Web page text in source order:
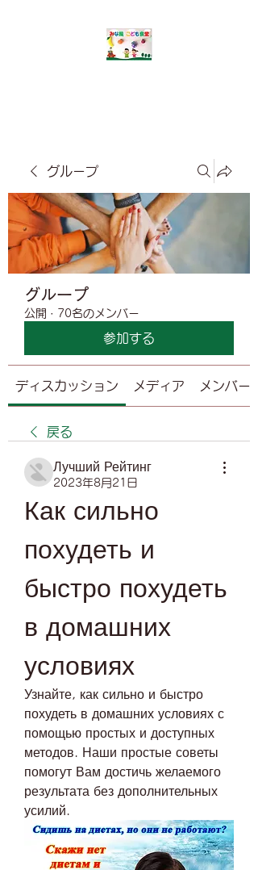
グループ
グループ
公開 · 70名のメンバー
参加する
ディスカッション メディア メンバー
戻る
Лучший Рейтинг
2023年8月21日
Как сильно
похудеть и
быстро похудеть
в домашних
условиях
Узнайте, как сильно и быстро
похудеть в домашних условиях с
помощью простых и доступных
методов. Наши простые советы
помогут Вам достичь желаемого
результата без дополнительных
усилий.